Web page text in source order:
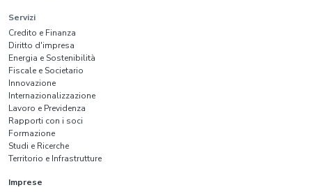
Servizi
Credito e Finanza
Diritto d'impresa
Energia e Sostenibilità
Fiscale e Societario
Innovazione
Internazionalizzazione
Lavoro e Previdenza
Rapporti con i soci
Formazione
Studi e Ricerche
Territorio e Infrastrutture
Imprese